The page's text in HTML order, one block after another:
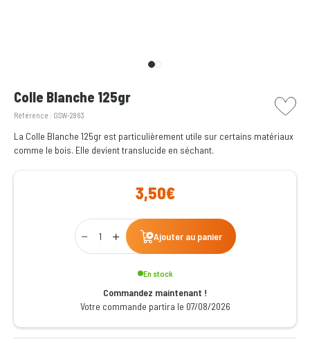
Colle Blanche 125gr
Référence : GSW-2863
picto
La Colle Blanche 125gr est particulièrement utile sur certains matériaux
comme le bois. Elle devient translucide en séchant.
3,50€
Qty
Ajouter au panier
En stock
Commandez maintenant !
Votre commande partira le 07/08/2026